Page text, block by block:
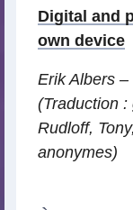
Digital and
own device
Erik Albers
(Traduction :
Rudloff,
anonymes)